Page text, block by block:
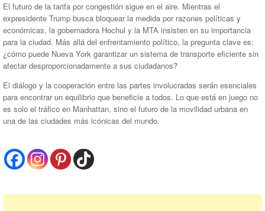
El futuro de la tarifa por congestión sigue en el aire. Mientras el
expresidente Trump busca bloquear la medida por razones políticas y
económicas, la gobernadora Hochul y la MTA insisten en su importancia
para la ciudad. Más allá del enfrentamiento político, la pregunta clave es:
¿cómo puede Nueva York garantizar un sistema de transporte eficiente sin
afectar desproporcionadamente a sus ciudadanos?
El diálogo y la cooperación entre las partes involucradas serán esenciales
para encontrar un equilibrio que beneficie a todos. Lo que está en juego no
es solo el tráfico en Manhattan, sino el futuro de la movilidad urbana en
una de las ciudades más icónicas del mundo.